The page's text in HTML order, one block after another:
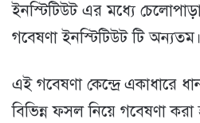
ইনস্টিটিউট এর মধ্যে
গবেষণা ইনস্টিটিউট টি অন্যতম।
এই গবেষণা কেন্দ্রে একাধারে
বিভিন্ন ফসল নিয়ে গবেষণা